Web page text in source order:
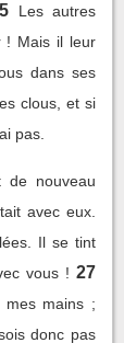
Les autres
! Mais il leur
dans ses
clous, et si
pas.
de nouveau
avec eux.
Il se tint
vous ! 27
mains ;
donc pas